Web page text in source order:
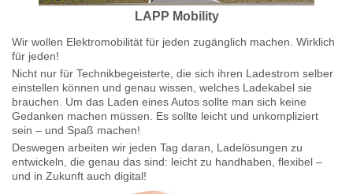
LAPP Mobility
Wir wollen Elektromobilität für jeden zugänglich machen. Wirklich
für jeden!
Nicht nur für Technikbegeisterte, die sich ihren Ladestrom selber
einstellen können und genau wissen, welches Ladekabel sie
brauchen. Um das Laden eines Autos sollte man sich keine
Gedanken machen müssen. Es sollte leicht und unkompliziert
sein – und Spaß machen!
Deswegen arbeiten wir jeden Tag daran, Ladelösungen zu
entwickeln, die genau das sind: leicht zu handhaben, flexibel –
und in Zukunft auch digital!